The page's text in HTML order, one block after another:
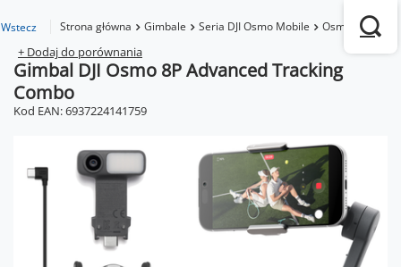
Wstecz Strona główna Gimbale Seria DJI Osmo Mobile Osmo Mobile
+ Dodaj do porównania
Gimbal DJI Osmo 8P Advanced Tracking
Combo
Kod EAN: 6937224141759